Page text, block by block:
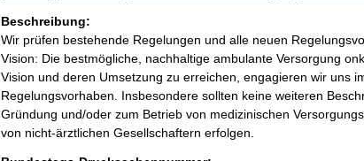
Beschreibung:
Wir prüfen bestehende Regelungen und alle neuen
Vision: Die bestmögliche, nachhaltige ambulante Versorgung
Vision und deren Umsetzung zu erreichen, engagieren wir uns
Regelungsvorhaben. Insbesondere sollten keine weiteren
Gründung und/oder zum Betrieb von medizinischen
von nicht-ärztlichen Gesellschaftern erfolgen.